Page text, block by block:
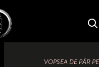
VOPSEA DE PĂR